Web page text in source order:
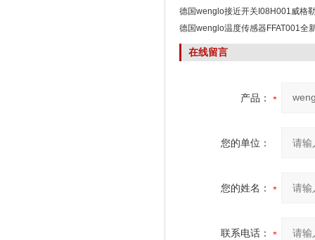
德国wenglo接近开关I08H001威格
德国wenglo温度传感器FFAT001全
在线留言
产品：
您的单位：
您的姓名：
联系电话：